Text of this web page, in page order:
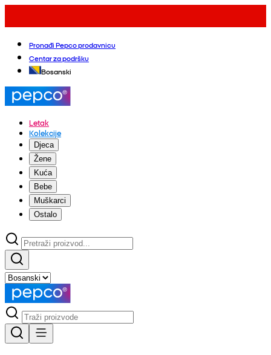
Pronađi Pepco prodavnicu
Centar za podršku
Bosanski
Letak
Kolekcije
Djeca
Žene
Kuća
Bebe
Muškarci
Ostalo